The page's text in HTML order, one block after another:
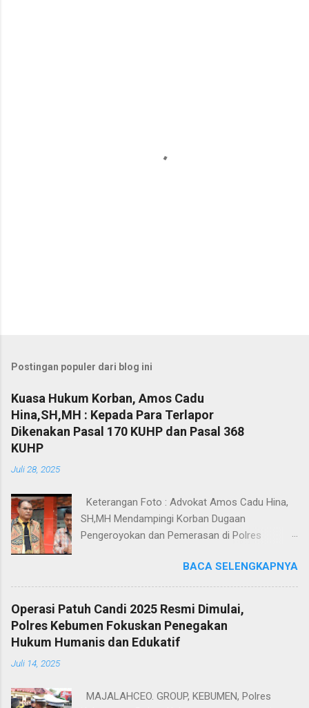
Postingan populer dari blog ini
Kuasa Hukum Korban, Amos Cadu
Hina,SH,MH : Kepada Para Terlapor
Dikenakan Pasal 170 KUHP dan Pasal 368
KUHP
Juli 28, 2025
Keterangan Foto : Advokat Amos Cadu Hina,
SH,MH Mendampingi Korban Dugaan
Pengeroyokan dan Pemerasan di Polres
masing merupakan korban dugaan
pengeroyokan dan pemerasan didampingi
Kuasa Hukum Amos Cadu Hina,SH,MH
mendatangi Polres Jakarta Selatan, Senin
(28/7/2025), guna melaporkan kejadian yang
JAKSEL/POLDA METRO JAYA tanggal 25 Juli
BACA SELENGKAPNYA
Operasi Patuh Candi 2025 Resmi Dimulai,
Polres Kebumen Fokuskan Penegakan
Hukum Humanis dan Edukatif
Juli 14, 2025
MAJALAHCEO. GROUP, KEBUMEN, Polres